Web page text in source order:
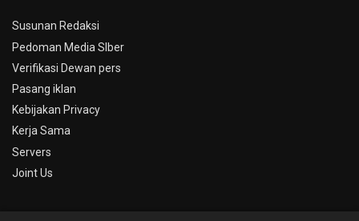
Susunan Redaksi
Pedoman Media SIber
Verifikasi Dewan pers
Pasang iklan
Kebijakan Privacy
Kerja Sama
Servers
Joint Us